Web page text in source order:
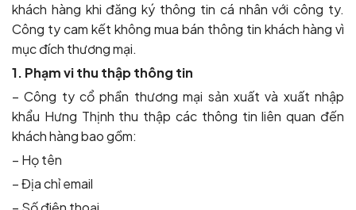
khách hàng khi đăng ký thông tin cá nhân với công ty.
Công ty cam kết không mua bán thông tin khách hàng vì
mục đích thương mại.
1. Phạm vi thu thập thông tin
– Công ty cổ phần thương mại sản xuất và xuất nhập
khẩu Hưng Thịnh thu thập các thông tin liên quan đến
khách hàng bao gồm:
– Họ tên
– Địa chỉ email